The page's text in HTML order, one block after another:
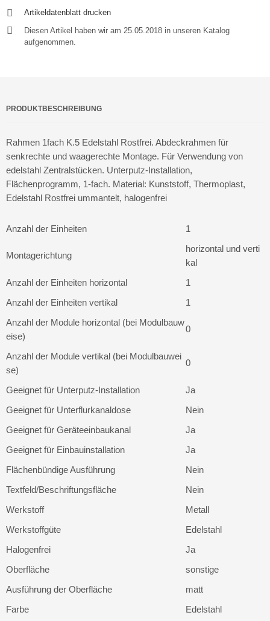
Artikeldatenblatt drucken
Diesen Artikel haben wir am 25.05.2018 in unseren Katalog
aufgenommen.
PRODUKTBESCHREIBUNG
Rahmen 1fach K.5 Edelstahl Rostfrei. Abdeckrahmen für
senkrechte und waagerechte Montage. Für Verwendung von
edelstahl Zentralstücken. Unterputz-Installation,
Flächenprogramm, 1-fach. Material: Kunststoff, Thermoplast,
Edelstahl Rostfrei ummantelt, halogenfrei
Anzahl der Einheiten 1
Montagerichtung
horizontal und verti
kal
Anzahl der Einheiten horizontal
1
Anzahl der Einheiten vertikal
1
Anzahl der Module horizontal (bei Modulbauw
eise)
0
Anzahl der Module vertikal (bei Modulbauwei
se)
0
Geeignet für Unterputz-Installation
Ja
Geeignet für Unterflurkanaldose
Nein
Geeignet für Geräteeinbaukanal
Ja
Geeignet für Einbauinstallation
Ja
Flächenbündige Ausführung
Nein
Textfeld/Beschriftungsfläche
Nein
Werkstoff
Metall
Werkstoffgüte
Edelstahl
Halogenfrei
Ja
Oberfläche
sonstige
Ausführung der Oberfläche
matt
Farbe
Edelstahl